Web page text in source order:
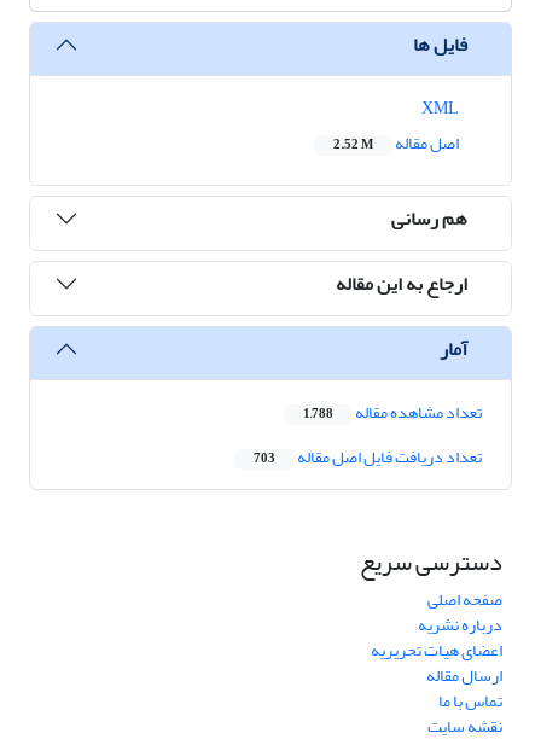
فایل ها
اصل مقاله
2.52 M
هم رسانی
ارجاع به این مقاله
آمار
تعداد مشاهده مقاله 1,788
تعداد دریافت فایل اصل مقاله 703
دسترسی سریع
صفحه اصلی
درباره نشریه
اعضای هیات تحریریه
ارسال مقاله
تماس با ما
نقشه سایت